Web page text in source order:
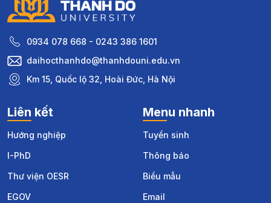
0934 078 668 - 0243 386 1601
daihocthanhdo@thanhdouni.edu.vn
Km 15, Quốc lộ 32, Hoài Đức, Hà Nội
Liên kết
Hướng nghiệp
I-PhD
Thư viện OESR
EGOV
Menu nhanh
Tuyển sinh
Thông báo
Biểu mẫu
Email